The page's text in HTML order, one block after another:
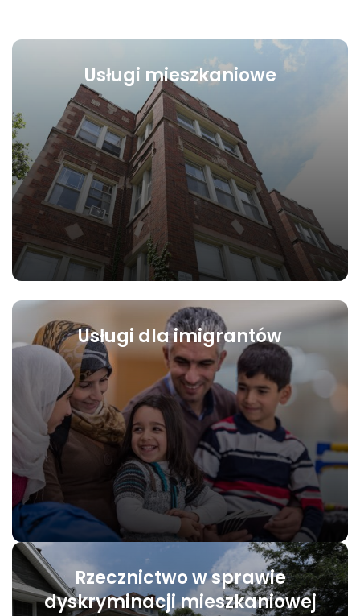
Usługi mieszkaniowe
Usługi dla imigrantów
Rzecznictwo w sprawie
dyskryminacji mieszkaniowej